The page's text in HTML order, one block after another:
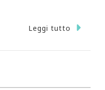
Leggi tutto